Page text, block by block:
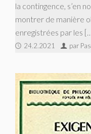
la contingence, s’en
montrer de manière
enregistrées par les
24.2.2021 par